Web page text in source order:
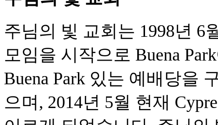
주님의 빛 교회는 1998년 6
모임을 시작으로 Buena
Buena Park 있는 예배당을
으며, 2014년 5월 현재